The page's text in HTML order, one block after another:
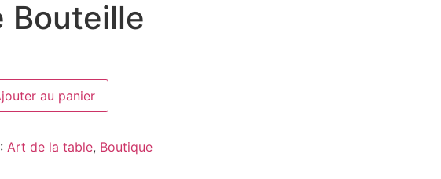
Bouteille
au panier
Art de la table, Boutique